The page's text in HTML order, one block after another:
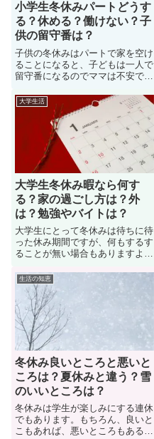
小学生冬休みパートどうす
る？休める？働けない？子
供の留守番は？
子供の冬休みはパートで家を空け
ることになると、子どもは一人で
留守番になるのでママは不安で
生の子供を留守番させるのは怖い
から、なるべくパートを減らした
いと考える母親も多い。では、小
学生の子供が冬休みに入ったらパ
ート（アルバイト）どうするの
か？解決策について紹介していま
大学生活
大学生冬休み暇なら何す
る？家の過ごし方は？外
は？勉強やバイトは？
大学生にとって冬休みは待ちに待
った休み期間ですが、何もするす
ることが無い場合もありますよ
のだが、勉強する気力もなく、暇
すぎてやることが無く、何をした
ら良いのか？悩んでいる大学生も
多い。ここでは、大学生が冬休み
に暇なら何するべきか？家や外で
の有意義な過ごし方を紹介。
生活の知恵
冬休み良いところと悪いと
ころは？夏休みと違う？雪
のいいところは？
冬休みは学生が楽しみにする連休
でもあります。もちろん、良いと
こもあれば、悪いところもあるで